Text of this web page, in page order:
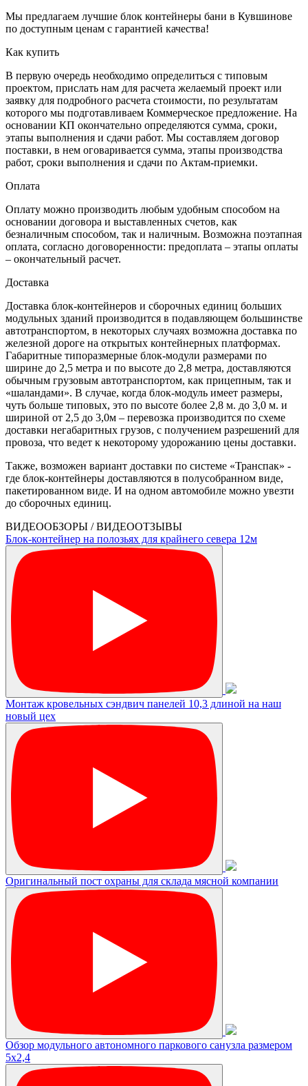
Мы предлагаем лучшие блок контейнеры бани в Кувшинове
по доступным ценам с гарантией качества!
Как купить
В первую очередь необходимо определиться с типовым
проектом, прислать нам для расчета желаемый проект или
заявку для подробного расчета стоимости, по результатам
которого мы подготавливаем Коммерческое предложение. На
основании КП окончательно определяются сумма, сроки,
этапы выполнения и сдачи работ. Мы составляем договор
поставки, в нем оговаривается сумма, этапы производства
работ, сроки выполнения и сдачи по Актам-приемки.
Оплата
Оплату можно производить любым удобным способом на
основании договора и выставленных счетов, как
безналичным способом, так и наличным. Возможна поэтапная
оплата, согласно договоренности: предоплата – этапы оплаты
– окончательный расчет.
Доставка
Доставка блок-контейнеров и сборочных единиц больших
модульных зданий производится в подавляющем большинстве
автотранспортом, в некоторых случаях возможна доставка по
железной дороге на открытых контейнерных платформах.
Габаритные типоразмерные блок-модули размерами по
ширине до 2,5 метра и по высоте до 2,8 метра, доставляются
обычным грузовым автотранспортом, как прицепным, так и
«шаландами». В случае, когда блок-модуль имеет размеры,
чуть больше типовых, это по высоте более 2,8 м. до 3,0 м. и
шириной от 2,5 до 3,0м – перевозка производится по схеме
доставки негабаритных грузов, с получением разрешений для
провоза, что ведет к некоторому удорожанию цены доставки.
Также, возможен вариант доставки по системе «Транспак» -
где блок-контейнеры доставляются в полусобранном виде,
пакетированном виде. И на одном автомобиле можно увезти
до сборочных единиц.
ВИДЕООБЗОРЫ / ВИДЕООТЗЫВЫ
Блок-контейнер на полозьях для крайнего севера 12м
Монтаж кровельных сэндвич панелей 10,3 длиной на наш
новый цех
Оригинальный пост охраны для склада мясной компании
Обзор модульного автономного паркового санузла размером
5х2,4